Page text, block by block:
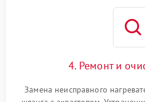
4. Ремонт и
Замена неисправного